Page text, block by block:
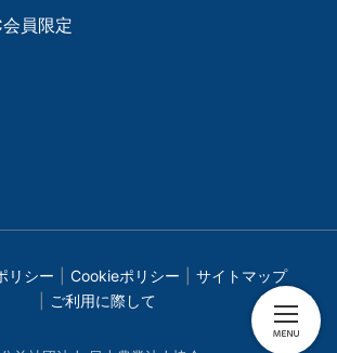
員限定
リシー Cookieポリシー
サイトマップ
ご利用に際して